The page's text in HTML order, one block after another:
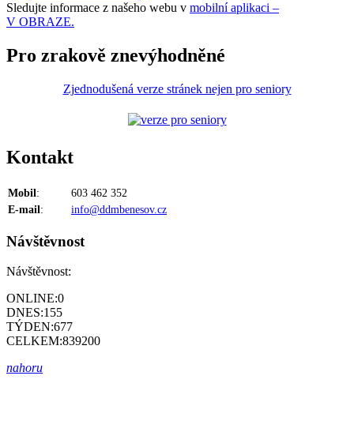
Sledujte informace z našeho webu v mobilní aplikaci –
V OBRAZE.
Pro zrakově znevýhodněné
Zjednodušená verze stránek nejen pro seniory
Kontakt
Mobil :
603 462 352
E-mail : info@ddmbenesov.cz
Návštěvnost
Návštěvnost:
ONLINE:0
DNES:155
TÝDEN:677
CELKEM:839200
nahoru